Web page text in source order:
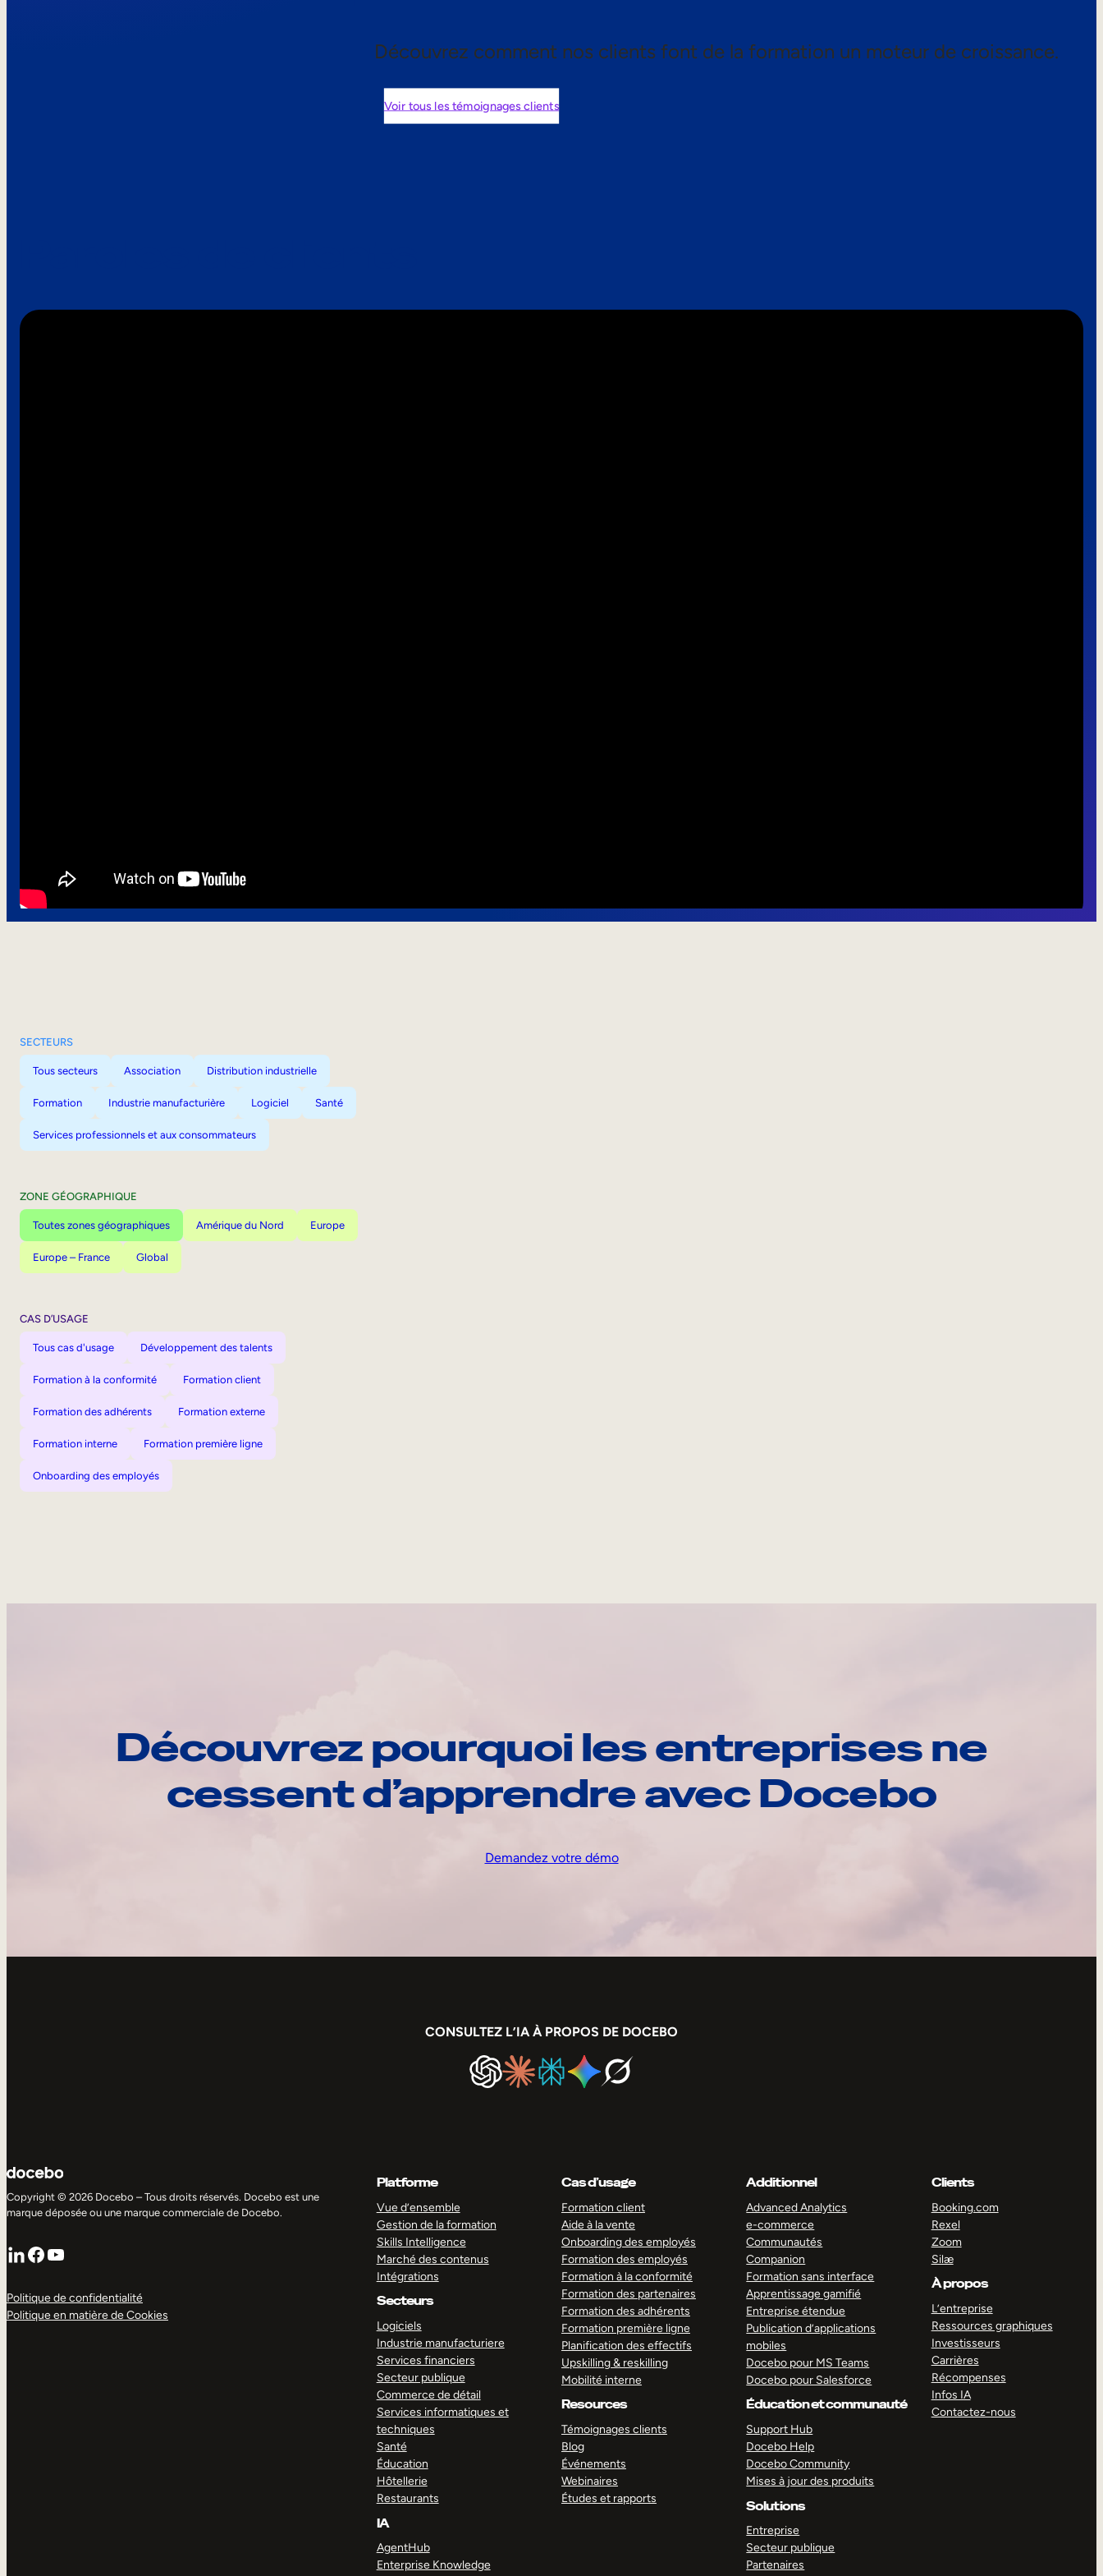
Découvrez comment nos clients font de la formation un moteur de croissance.
Voir tous les témoignages clients
SECTEURS
Tous secteurs Association Distribution industrielle
Formation Industrie manufacturière Logiciel Santé
Services professionnels et aux consommateurs
ZONE GÉOGRAPHIQUE
Toutes zones géographiques Amérique du Nord Europe
Europe – France Global
CAS D’USAGE
Tous cas d'usage Développement des talents
Formation à la conformité Formation client
Formation des adhérents Formation externe
Formation interne Formation première ligne
Onboarding des employés
Découvrez pourquoi les entreprises ne
cessent d’apprendre avec Docebo
Demandez votre démo
CONSULTEZ L’IA À PROPOS DE DOCEBO
Copyright © 2026 Docebo – Tous droits réservés. Docebo est une
marque déposée ou une marque commerciale de Docebo.
LinkedIn
Facebook
YouTube
Politique de confidentialité
Politique en matière de Cookies
Platforme
Vue d’ensemble
Gestion de la formation
Skills Intelligence
Marché des contenus
Intégrations
Secteurs
Logiciels
Industrie manufacturiere
Services financiers
Secteur publique
Commerce de détail
Services informatiques et
techniques
Santé
Éducation
Hôtellerie
Restaurants
IA
AgentHub
Enterprise Knowledge
Cas d’usage
Formation client
Aide à la vente
Onboarding des employés
Formation des employés
Formation à la conformité
Formation des partenaires
Formation des adhérents
Formation première ligne
Planification des effectifs
Upskilling & reskilling
Mobilité interne
Resources
Témoignages clients
Blog
Événements
Webinaires
Études et rapports
Additionnel
Advanced Analytics
e-commerce
Communautés
Companion
Formation sans interface
Apprentissage gamifié
Entreprise étendue
Publication d’applications
mobiles
Docebo pour MS Teams
Docebo pour Salesforce
Éducation et communauté
Support Hub
Docebo Help
Docebo Community
Mises à jour des produits
Solutions
Entreprise
Secteur publique
Partenaires
Clients
Booking.com
Rexel
Zoom
Silæ
À propos
L’entreprise
Ressources graphiques
Investisseurs
Carrières
Récompenses
Infos IA
Contactez-nous